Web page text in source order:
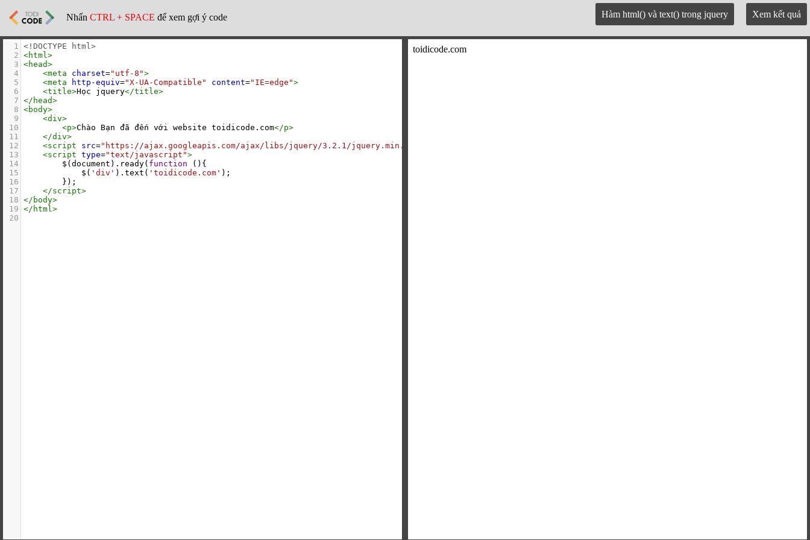
Nhấn CTRL + SPACE để xem gợi ý code Xem kết quả
Hàm html() và text() trong jquery
1 <!DOCTYPE html>
2 <html>
3 <head>
4
<meta charset="utf-8">
5
<meta http-equiv="X-UA-Compatible" content="IE=edge">
6
<title>Học jquery</title>
7 </ head>
8 <body>
9
<div>
10
<p>Chào Bạn đã đến với website toidicode.com</p>
11
</div>
12
<script src="https://ajax.googleapis.com/ajax/libs/jquery/3.2.1/jquery.min.js"
13
<script type="text/javascript">
14
$ ( document ). ready( function (){
15
$ ( 'div' ). text ( 'toidicode.com' );
16
        });
17
</script>
18 </ body>
19 </ html>
20